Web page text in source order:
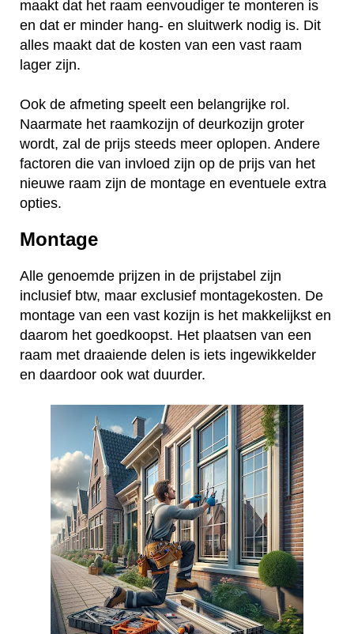
maakt dat het raam eenvoudiger te monteren is
en dat er minder hang- en sluitwerk nodig is. Dit
alles maakt dat de kosten van een vast raam
lager zijn.
Ook de afmeting speelt een belangrijke rol.
Naarmate het raamkozijn of deurkozijn groter
wordt, zal de prijs steeds meer oplopen. Andere
factoren die van invloed zijn op de prijs van het
nieuwe raam zijn de montage en eventuele extra
opties.
Montage
Alle genoemde prijzen in de prijstabel zijn
inclusief btw, maar exclusief montagekosten. De
montage van een vast kozijn is het makkelijkst en
daarom het goedkoopst. Het plaatsen van een
raam met draaiende delen is iets ingewikkelder
en daardoor ook wat duurder.